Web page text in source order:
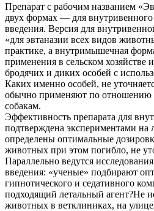
Препарат с рабочим названием
двух формах — для
введения. Версия для
«для эвтаназии всех видов
практике, а внутримышечная
применения в сельском хозяйстве
бродячих и диких особей с
Каких именно особей, не
обычно применяют по
собакам.
Эффективность препарата для
подтверждена экспериментами
определены оптимальные
животных при этом погибло, не
Параллельно ведутся
введения: «ученые» подбирают
гипнотического и седативного
подходящий летальный агент?Не
животных в ветклиниках, на